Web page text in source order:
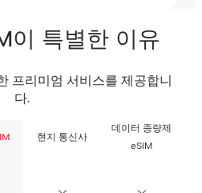
이 특별한 이유
프리미엄 서비스를 제공합니
다.
현지 통신사
데이터 종량제
eSIM